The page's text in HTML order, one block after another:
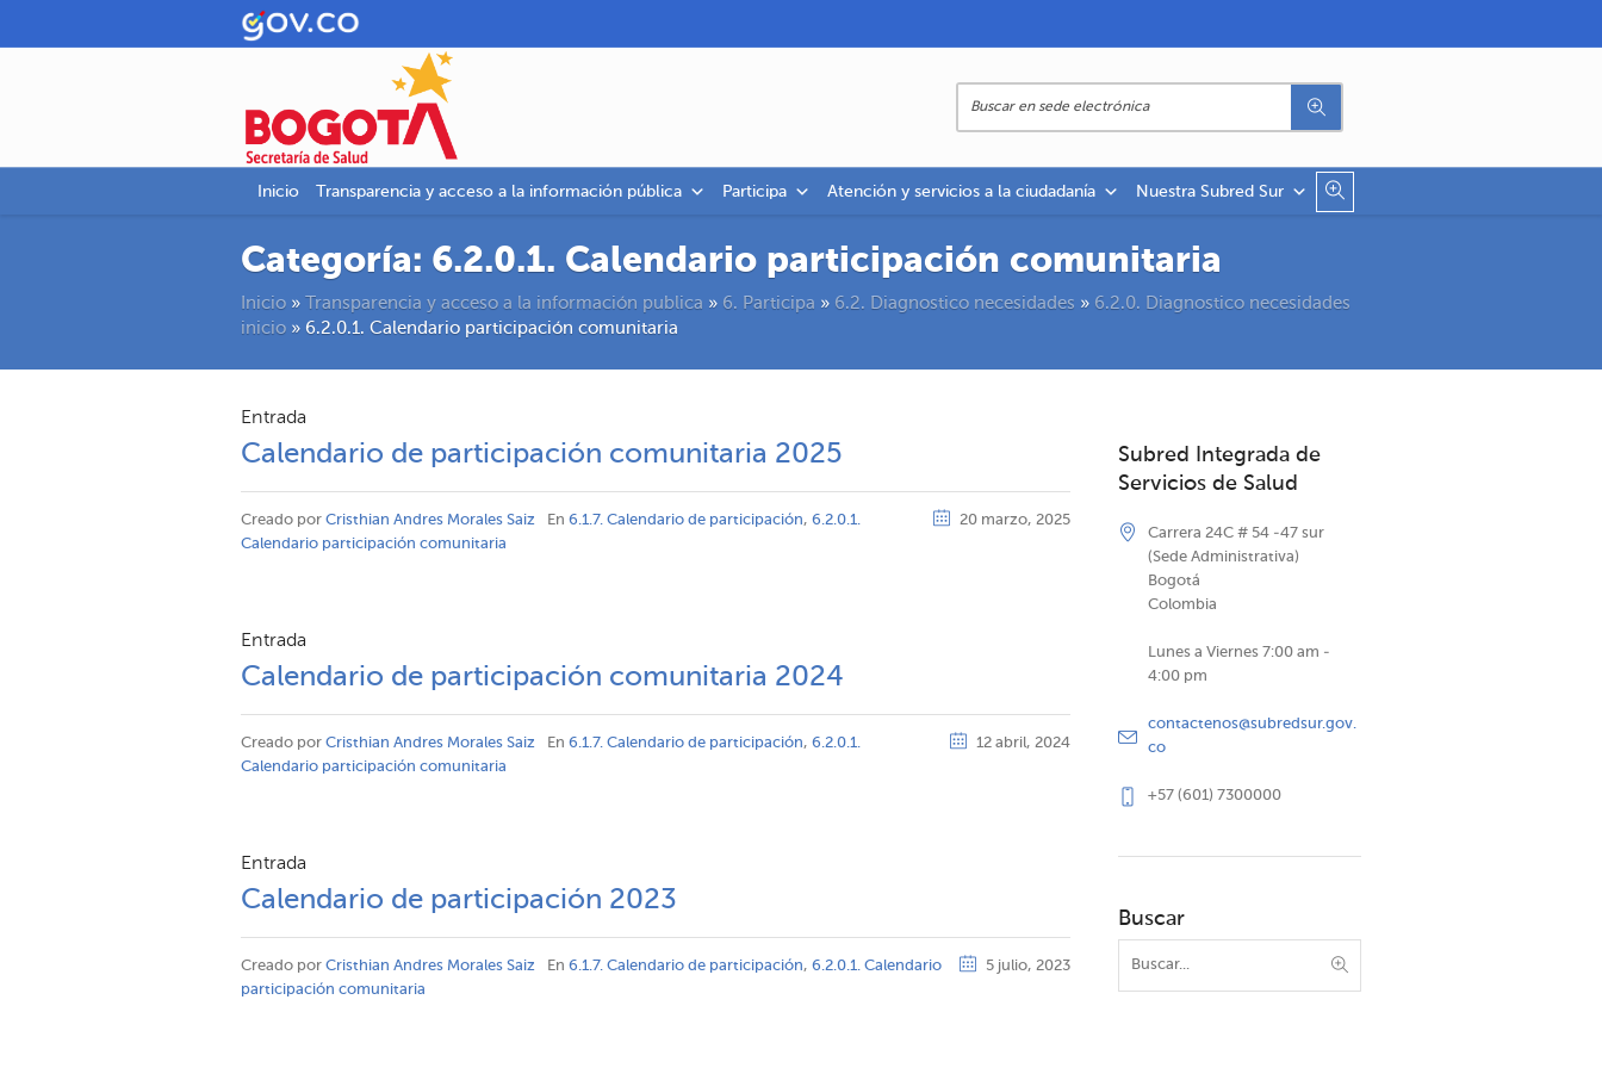
Inicio Transparencia y acceso a la información pública Participa Atención y servicios a la ciudadanía Nuestra Subred Sur
Categoría: 6.2.0.1. Calendario participación comunitaria
Inicio » Transparencia y acceso a la información publica » 6. Participa » 6.2. Diagnostico necesidades » 6.2.0. Diagnostico necesidades
inicio » 6.2.0.1. Calendario participación comunitaria
Entrada
Calendario de participación comunitaria 2025
20 marzo, 2025
Creado por Cristhian Andres Morales Saiz En 6.1.7. Calendario de participación, 6.2.0.1.
Calendario participación comunitaria
Entrada
Calendario de participación comunitaria 2024
12 abril, 2024
Creado por Cristhian Andres Morales Saiz En 6.1.7. Calendario de participación, 6.2.0.1.
Calendario participación comunitaria
Entrada
Calendario de participación 2023
5 julio, 2023
Creado por Cristhian Andres Morales Saiz En 6.1.7. Calendario de participación, 6.2.0.1. Calendario
participación comunitaria
Subred Integrada de
Servicios de Salud
Carrera 24C # 54 -47 sur
(Sede Administrativa)
Bogotá
Colombia
Lunes a Viernes 7:00 am -
4:00 pm
contactenos@subredsur.gov.
co
+57 (601) 7300000
Buscar